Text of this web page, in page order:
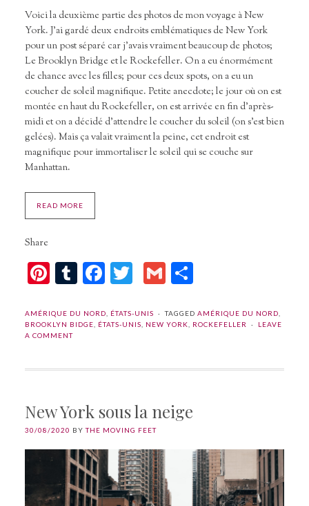
Voici la deuxième partie des photos de mon voyage à New
York. J’ai gardé deux endroits emblématiques de New York
pour un post séparé car j’avais vraiment beaucoup de photos;
Le Brooklyn Bridge et le Rockefeller. On a eu énormément
de chance avec les filles; pour ces deux spots, on a eu un
coucher de soleil magnifique. Petite anecdote; le jour où on est
montée en haut du Rockefeller, on est arrivée en fin d’après-
midi et on a décidé d’attendre le coucher du soleil (on s’est bien
gelées). Mais ça valait vraiment la peine, cet endroit est
magnifique pour immortaliser le soleil qui se couche sur
Manhattan.
READ MORE
Share
Pinterest
Tumblr
Facebook
Twitter
GmailPartager
AMÉRIQUE DU NORD ÉTATS-UNIS TAGGED AMÉRIQUE DU NORD
BROOKLYN BIDGE
ÉTATS-UNIS NEW YORK ROCKEFELLER
LEAVE
A COMMENT
New York sous la neige
30/08/2020 BYTHE MOVING FEET